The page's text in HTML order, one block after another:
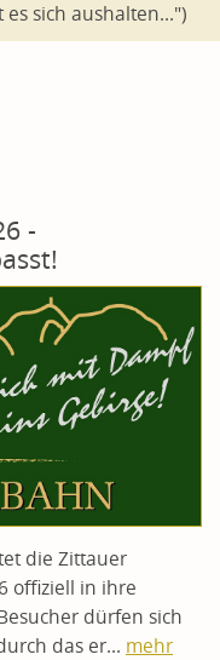
es sich aushalten...")
-
die Zittauer
offiziell in ihre
dürfen sich
das er... mehr